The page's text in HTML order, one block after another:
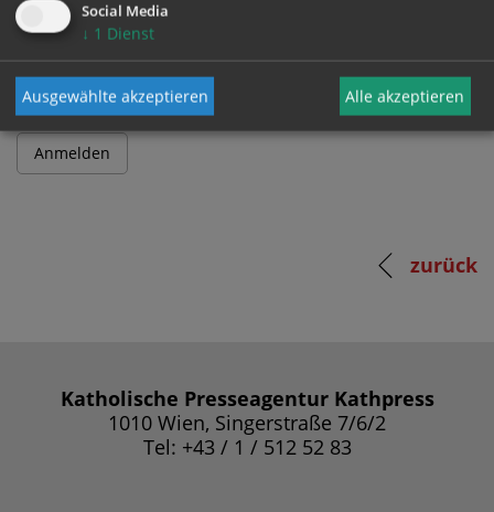
Passwort
zurück
Katholische Presseagentur Kathpress
1010 Wien, Singerstraße 7/6/2
Tel: +43 / 1 / 512 52 83
Social Media
↓ 1 Dienst
Ausgewählte akzeptieren Alle akzeptieren